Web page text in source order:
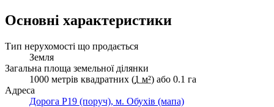
Основні характеристики
Тип нерухомості що продається
Земля
Загальна площа земельної ділянки
1000 метрів квадратних (1 м²) або 0.1 га
Адреса
Дорога Р19 (поруч), м. Обухів (мапа)